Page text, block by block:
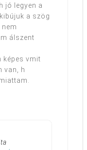
jó legyen a
a szög
álszent
képes vmit
van, h